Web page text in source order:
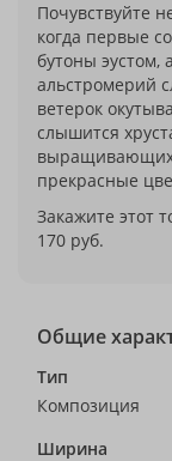
Почувствуйте
когда первые
бутоны эустом,
альстромерий
ветерок
слышится
прекрасные
Закажите этот
170 руб.
Общие
Тип
Композиция
Ширина